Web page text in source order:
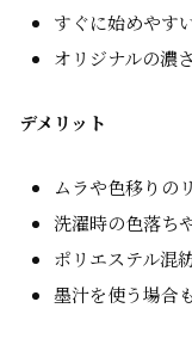
すぐに始めやす
オリジナルの濃
デメリット
ムラや色移りの
洗濯時の色落ち
ポリエステル混
墨汁を使う場合